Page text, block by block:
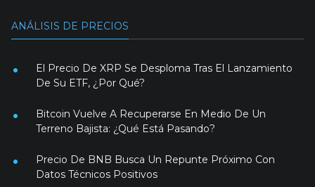
ANÁLISIS DE PRECIOS
El Precio De XRP Se Desploma Tras El Lanzamiento
De Su ETF, ¿Por Qué?
Bitcoin Vuelve A Recuperarse En Medio De Un
Terreno Bajista: ¿Qué Está Pasando?
Precio De BNB Busca Un Repunte Próximo Con
Datos Técnicos Positivos